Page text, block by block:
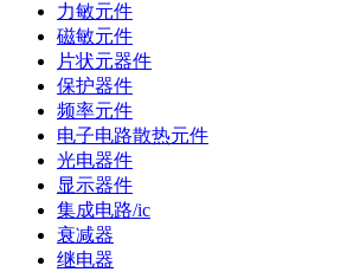
力敏元件
磁敏元件
片状元器件
保护器件
频率元件
电子电路散热元件
光电器件
显示器件
集成电路/ic
衰减器
继电器